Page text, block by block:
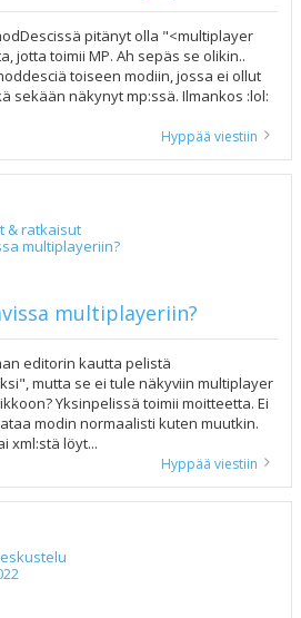
pitänyt olla "<multiplayer
jotta toimii MP. Ah sepäs se olikin..
toiseen modiin, jossa ei ollut
sekään näkynyt mp:ssä. Ilmankos :lol:
Hyppää viestiin
& ratkaisut
multiplayeriin?
multiplayeriin?
editorin kautta pelistä
mutta se ei tule näkyviin multiplayer
Yksinpelissä toimii moitteetta. Ei
modin normaalisti kuten muutkin.
xml:stä löyt...
Hyppää viestiin